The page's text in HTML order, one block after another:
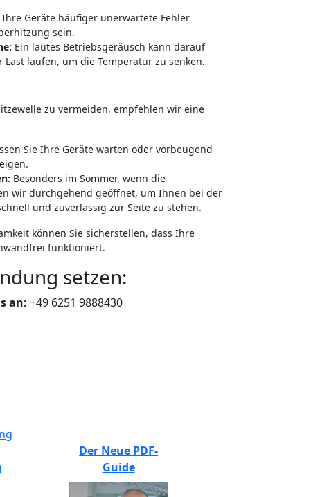
Ihre Geräte häufiger unerwartete Fehler
sein.
Ein lautes Betriebsgeräusch kann darauf
laufen, um die Temperatur zu senken.
zu vermeiden, empfehlen wir eine
Sie Ihre Geräte warten oder vorbeugend
Besonders im Sommer, wenn die
wir durchgehend geöffnet, um Ihnen bei der
und zuverlässig zur Seite zu stehen.
können Sie sicherstellen, dass Ihre
funktioniert.
setzen:
an: +49 6251 9888430
Der Neue PDF-
Guide